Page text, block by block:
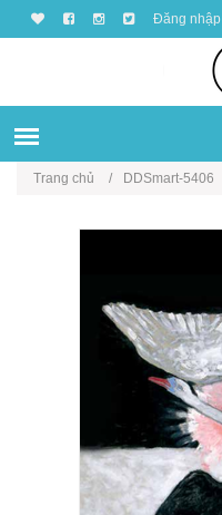
Đăng nhập
Trang chủ DDSmart-5406